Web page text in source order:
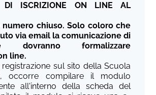
DI ISCRIZIONE ON LINE AL
numero chiuso. Solo coloro che
via email la comunicazione di
dovranno formalizzare
line.
sul sito della Scuola
occorre compilare il modulo
all'interno della scheda del